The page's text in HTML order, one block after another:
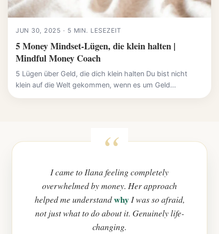
JUN 30, 2025 · 5 MIN. LESEZEIT
5 Money Mindset-Lügen, die klein halten |
Mindful Money Coach
5 Lügen über Geld, die dich klein halten Du bist nicht
klein auf die Welt gekommen, wenn es um Geld...
I came to Ilana feeling completely
overwhelmed by money. Her approach
helped me understandwhyI was so afraid,
not just what to do about it. Genuinely life-
changing.